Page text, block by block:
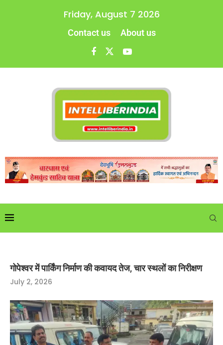
Friday, August 7 2026
Contact us About us
गोपेश्वर में पार्किंग निर्माण की कवायद तेज, चार स्थलों का निरीक्षण
July 2, 2026